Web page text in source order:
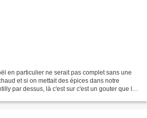
en particulier ne serait pas complet sans une
et si on mettait des épices dans notre
par dessus, là c'est sur c'est un gouter que le